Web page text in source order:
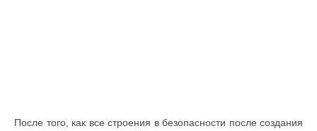
После того, как все строения в безопасности после создания